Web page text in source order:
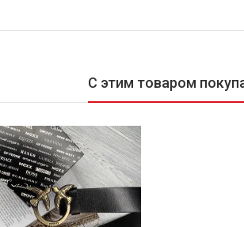
С этим товаром